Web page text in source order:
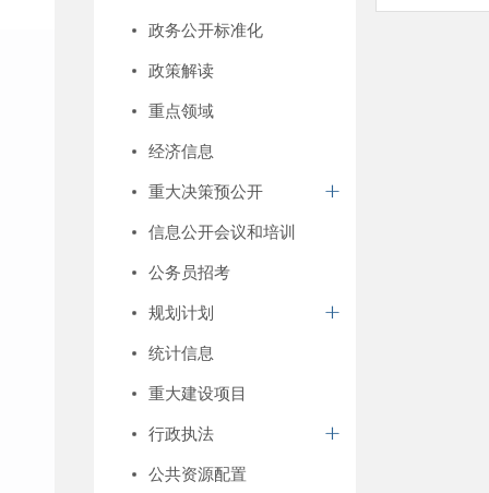
政务公开标准化
政策解读
重点领域
经济信息
重大决策预公开
信息公开会议和培训
公务员招考
规划计划
统计信息
重大建设项目
行政执法
公共资源配置